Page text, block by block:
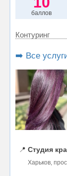
баллов
Контуринг
➡️ Все
📍 Студия
Харьков,